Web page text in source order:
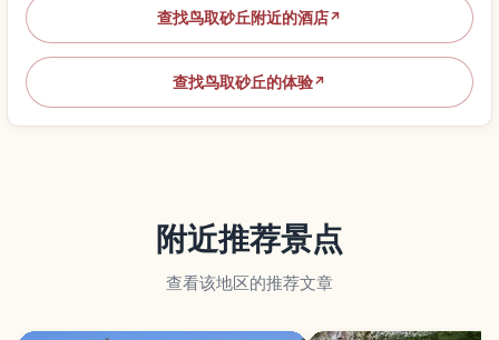
查找鸟取砂丘附近的酒店↗
查找鸟取砂丘的体验↗
附近推荐景点
查看该地区的推荐文章